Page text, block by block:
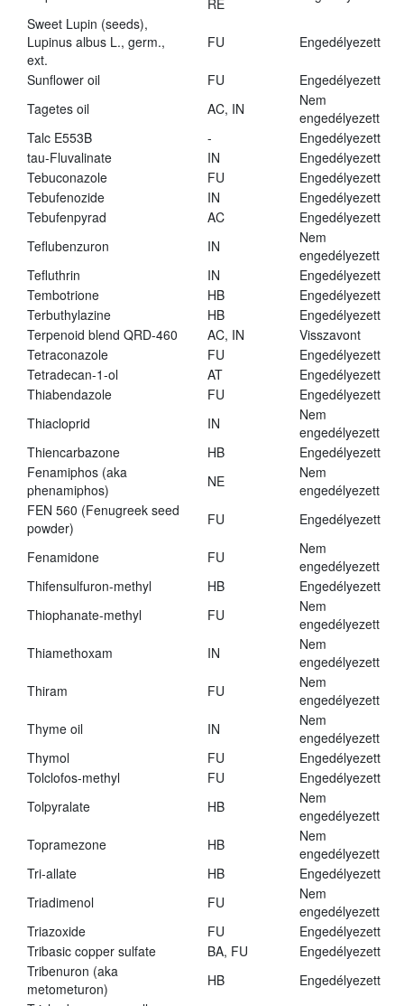
RE
Sweet Lupin (seeds),
Lupinus albus L., germ.,
ext.
FU Engedélyezett
Sunflower oil FU
Engedélyezett
Tagetes oil
AC, IN
Nem
engedélyezett
Talc E553B
-
Engedélyezett
tau-Fluvalinate
IN
Engedélyezett
Tebuconazole
FU
Engedélyezett
Tebufenozide
IN
Engedélyezett
Tebufenpyrad
AC
Engedélyezett
Teflubenzuron
IN
Nem
engedélyezett
Tefluthrin
IN
Engedélyezett
Tembotrione
HB
Engedélyezett
Terbuthylazine
HB
Engedélyezett
Terpenoid blend QRD-460
AC, IN
Visszavont
Tetraconazole
FU
Engedélyezett
Tetradecan-1-ol
AT
Engedélyezett
Thiabendazole
FU
Engedélyezett
Thiacloprid
IN
Nem
engedélyezett
Thiencarbazone
HB
Engedélyezett
Fenamiphos (aka
phenamiphos)
NE
Nem
engedélyezett
FEN 560 (Fenugreek seed
powder)
FU Engedélyezett
Fenamidone FU
Nem
engedélyezett
Thifensulfuron-methyl
HB
Engedélyezett
Thiophanate-methyl
FU
Nem
engedélyezett
Thiamethoxam
IN
Nem
engedélyezett
Thiram
FU
Nem
engedélyezett
Thyme oil
IN
Nem
engedélyezett
Thymol
FU
Engedélyezett
Tolclofos-methyl
FU
Engedélyezett
Tolpyralate
HB
Nem
engedélyezett
Topramezone
HB
Nem
engedélyezett
Tri-allate
HB
Engedélyezett
Triadimenol
FU
Nem
engedélyezett
Triazoxide
FU
Engedélyezett
Tribasic copper sulfate
BA, FU
Engedélyezett
Tribenuron (aka
metometuron)
HB
Engedélyezett